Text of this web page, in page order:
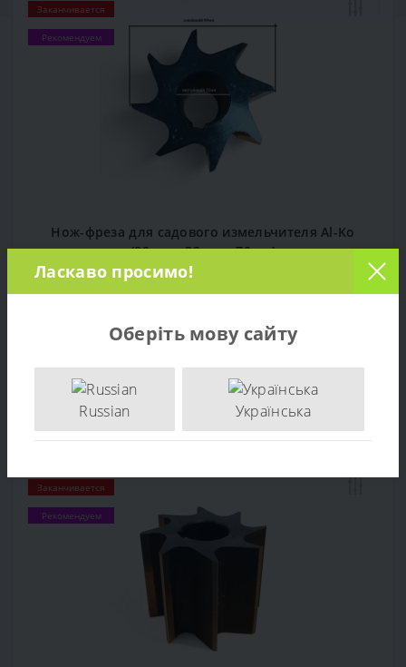
Заканчивается
Рекомендуем
Нож-фреза для садового измельчителя Al-Ko
(80мм х 32мм х 70мм)
899 грн.
В КОРЗИНУ
Заканчивается
Рекомендуем
Ласкаво просимо!
Оберіть мову сайту
Russian Українська